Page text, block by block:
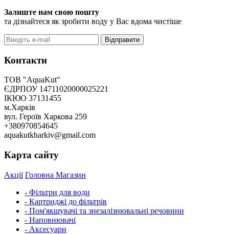
Залиште нам свою пошту
та дізнайтеся як зробити воду у Вас вдома чистіше
Відправити
Контакти
ТОВ "AquaKut"
ЄДРПОУ 14711020000025221
ІКЮО 37131455
м.Харків
вул. Героїв Харкова 259
+380970854645
aquakutkharkiv@gmail.com
Карта сайту
Акції Головна Магазин
- Фільтри для води
- Картриджі до фільтрів
- Пом'якшувачі та знезалізнювальні речовини
- Наповнювачі
- Аксесуари